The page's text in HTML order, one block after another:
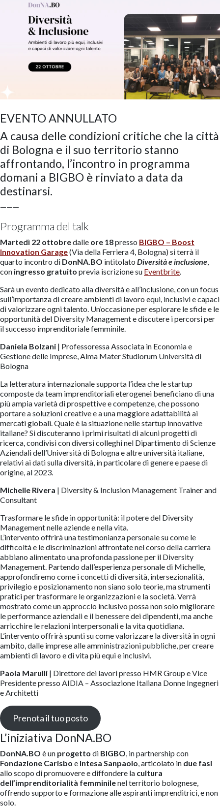
EVENTO ANNULLATO
A causa delle condizioni critiche che la città
di Bologna e il suo territorio stanno
affrontando, l’incontro in programma
domani a BIGBO è rinviato a data da
destinarsi.
———
Programma del talk
Martedì 22 ottobredalle ore 18presso BIGBO – Boost
Innovation Garage(Via della Ferriera 4, Bologna) si terrà il
quarto incontro di DonNA.BO intitolato Diversità e inclusione,
con ingresso gratuito previa iscrizione su Eventbrite.
Sarà un evento dedicato alla diversità e all’inclusione, con un focus
sull’importanza di creare ambienti di lavoro equi, inclusivi e capaci
di valorizzare ogni talento. Un’occasione per esplorare le sfide e le
opportunità del Diversity Management e discutere i percorsi per
il successo imprenditoriale femminile.
Daniela Bolzani | Professoressa Associata in Economia e
Gestione delle Imprese, Alma Mater Studiorum Università di
Bologna
La letteratura internazionale supporta l’idea che le startup
composte da team imprenditoriali eterogenei beneficiano di una
più ampia varietà di prospettive e competenze, che possono
portare a soluzioni creative e a una maggiore adattabilità ai
mercati globali. Quale è la situazione nelle startup innovative
italiane? Si discuteranno i primi risultati di alcuni progetti di
ricerca, condivisi con diversi colleghi nel Dipartimento di Scienze
Aziendali dell’Università di Bologna e altre università italiane,
relativi ai dati sulla diversità, in particolare di genere e paese di
origine, al 2023.
Michelle Rivera | Diversity & Inclusion Management Trainer and
Consultant
Trasformare le sfide in opportunità: il potere del Diversity
Management nelle aziende e nella vita.
L’intervento offrirà una testimonianza personale su come le
difficoltà e le discriminazioni affrontate nel corso della carriera
abbiano alimentato una profonda passione per il Diversity
Management. Partendo dall’esperienza personale di Michelle,
approfondiremo come i concetti di diversità, intersezionalità,
privilegio e posizionamento non siano solo teorie, ma strumenti
pratici per trasformare le organizzazioni e la società. Verrà
mostrato come un approccio inclusivo possa non solo migliorare
le performance aziendali e il benessere dei dipendenti, ma anche
arricchire le relazioni interpersonali e la vita quotidiana.
L’intervento offrirà spunti su come valorizzare la diversità in ogni
ambito, dalle imprese alle amministrazioni pubbliche, per creare
ambienti di lavoro e di vita più equi e inclusivi.
Paola Marulli | Direttore dei lavori presso HMR Group e Vice
Presidente presso AIDIA – Associazione Italiana Donne Ingegneri
e Architetti
Prenota il tuo posto
L’iniziativa DonNA.BO
DonNA.BO è un progetto di BIGBO, in partnership con
Fondazione Carisbo e Intesa Sanpaolo, articolato in due fasi
allo scopo di promuovere e diffondere la cultura
dell’imprenditorialità femminilenel territorio bolognese,
offrendo supporto e formazione alle aspiranti imprenditrici, e non
solo.